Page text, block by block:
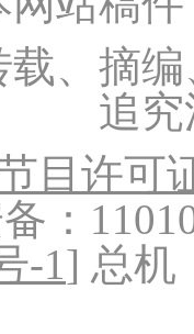
、摘
追
目许可
：
-1] 总机